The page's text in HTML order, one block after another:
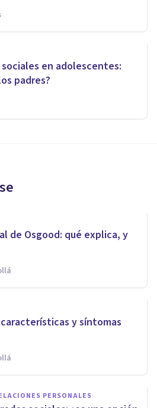
en adolescentes:
padres?
de Osgood: qué explica, y
y síntomas
PERSONALES